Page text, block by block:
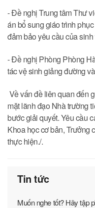
- Đề nghị Trung tâm Thư
án bổ sung giáo trình
đảm bảo yêu cầu của
- Đề nghị Phòng Phòng
tác vệ sinh giảng đường
Về vấn đề liên quan đến
mặt lãnh đạo Nhà trường
bước giải quyết. Yêu cầu
Khoa học cơ bản, Trưởng
thực hiện./.
Tin tức
Muốn nghe tốt? Hãy tập